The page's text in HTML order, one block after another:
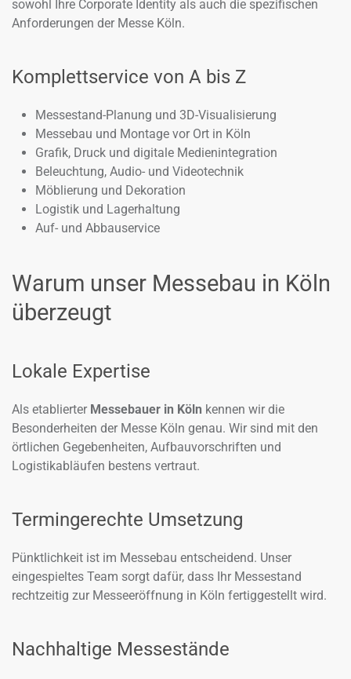
sowohl Ihre Corporate Identity als auch die spezifischen
Anforderungen der Messe Köln.
Komplettservice von A bis Z
Messestand-Planung und 3D-Visualisierung
Messebau und Montage vor Ort in Köln
Grafik, Druck und digitale Medienintegration
Beleuchtung, Audio- und Videotechnik
Möblierung und Dekoration
Logistik und Lagerhaltung
Auf- und Abbauservice
Warum unser Messebau in Köln
überzeugt
Lokale Expertise
Als etablierter Messebauer in Köln kennen wir die
Besonderheiten der Messe Köln genau. Wir sind mit den
örtlichen Gegebenheiten, Aufbauvorschriften und
Logistikabläufen bestens vertraut.
Termingerechte Umsetzung
Pünktlichkeit ist im Messebau entscheidend. Unser
eingespieltes Team sorgt dafür, dass Ihr Messestand
rechtzeitig zur Messeeröffnung in Köln fertiggestellt wird.
Nachhaltige Messestände